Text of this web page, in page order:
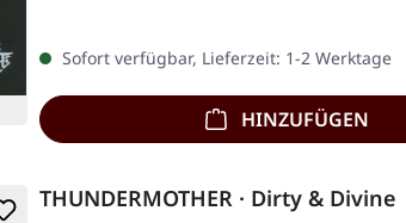
Sofort verfügbar, Lieferzeit: 1-2 Werktage
HINZUFÜGEN
THUNDERMOTHER · Dirty & Divine